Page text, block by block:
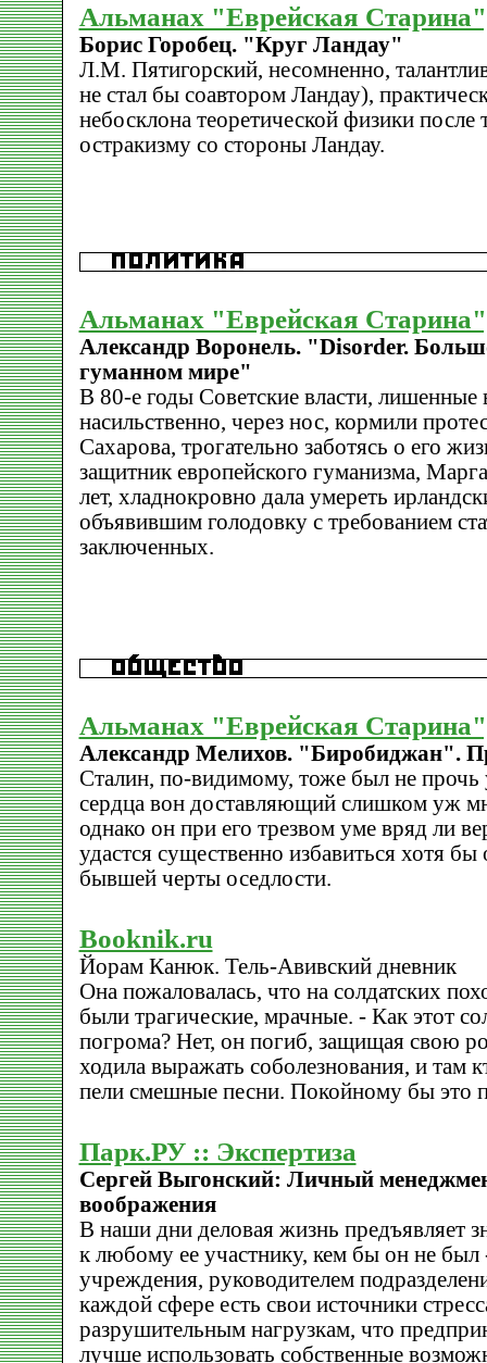
Альманах "Еврейская
Борис Горобец. "Круг Ландау"
Л.М. Пятигорский, несомненно,
не стал бы соавтором Ландау),
небосклона теоретической физики после
остракизму со стороны Ландау.
Альманах "Еврейская
Александр Воронель. "Disorder.
гуманном мире"
В 80-е годы Советские власти, лишенные
насильственно, через нос, кормили
Сахарова, трогательно заботясь о его
защитник европейского гуманизма,
лет, хладнокровно дала умереть
объявившим голодовку с требованием
заключенных.
Альманах "Еврейская
Александр Мелихов. "Биробиджан".
Сталин, по-видимому, тоже был не прочь
сердца вон доставляющий слишком уж
однако он при его трезвом уме вряд ли
удастся существенно избавиться хотя бы
бывшей черты оседлости.
Booknik.ru
Йорам Канюк. Тель-Авивский дневник
Она пожаловалась, что на солдатских
были трагические, мрачные. - Как этот
погрома? Нет, он погиб, защищая свою
ходила выражать соболезнования, и там
пели смешные песни. Покойному бы это
Парк.РУ :: Экспертиза
Сергей Выгонский: Личный
воображения
В наши дни деловая жизнь предъявляет
к любому ее участнику, кем бы он не был
учреждения, руководителем
каждой сфере есть свои источники
разрушительным нагрузкам, что
лучше использовать собственные